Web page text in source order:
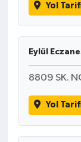
Yol
Eylül
8809 SK.
Yol